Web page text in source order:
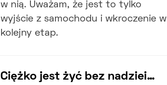
w nią. Uważam, że jest to tylko
wyjście z samochodu i wkroczenie w
kolejny etap.
Ciężko jest żyć bez nadziei…